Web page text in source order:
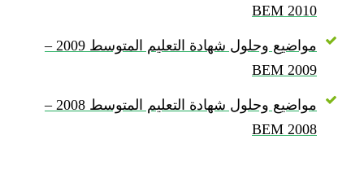
BEM 2010
مواضيع وحلول شهادة التعليم المتوسط 2009 –
BEM 2009
مواضيع وحلول شهادة التعليم المتوسط 2008 –
BEM 2008